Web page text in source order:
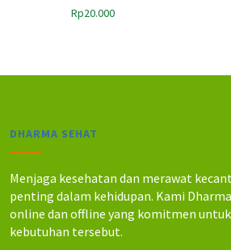
Rp20.000
DHARMA SEHAT
Menjaga kesehatan dan merawat
penting dalam kehidupan. Kami
online dan offline yang komitmen
kebutuhan tersebut.